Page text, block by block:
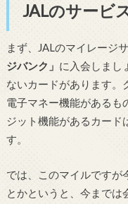
JALのサービ
まず、JALのマイレージ
ジバンク」 に入会しまし
ないカードがあります。
電子マネー機能があるも
ジット機能があるカード
す。
では、このマイルですが
とかというと、今までは